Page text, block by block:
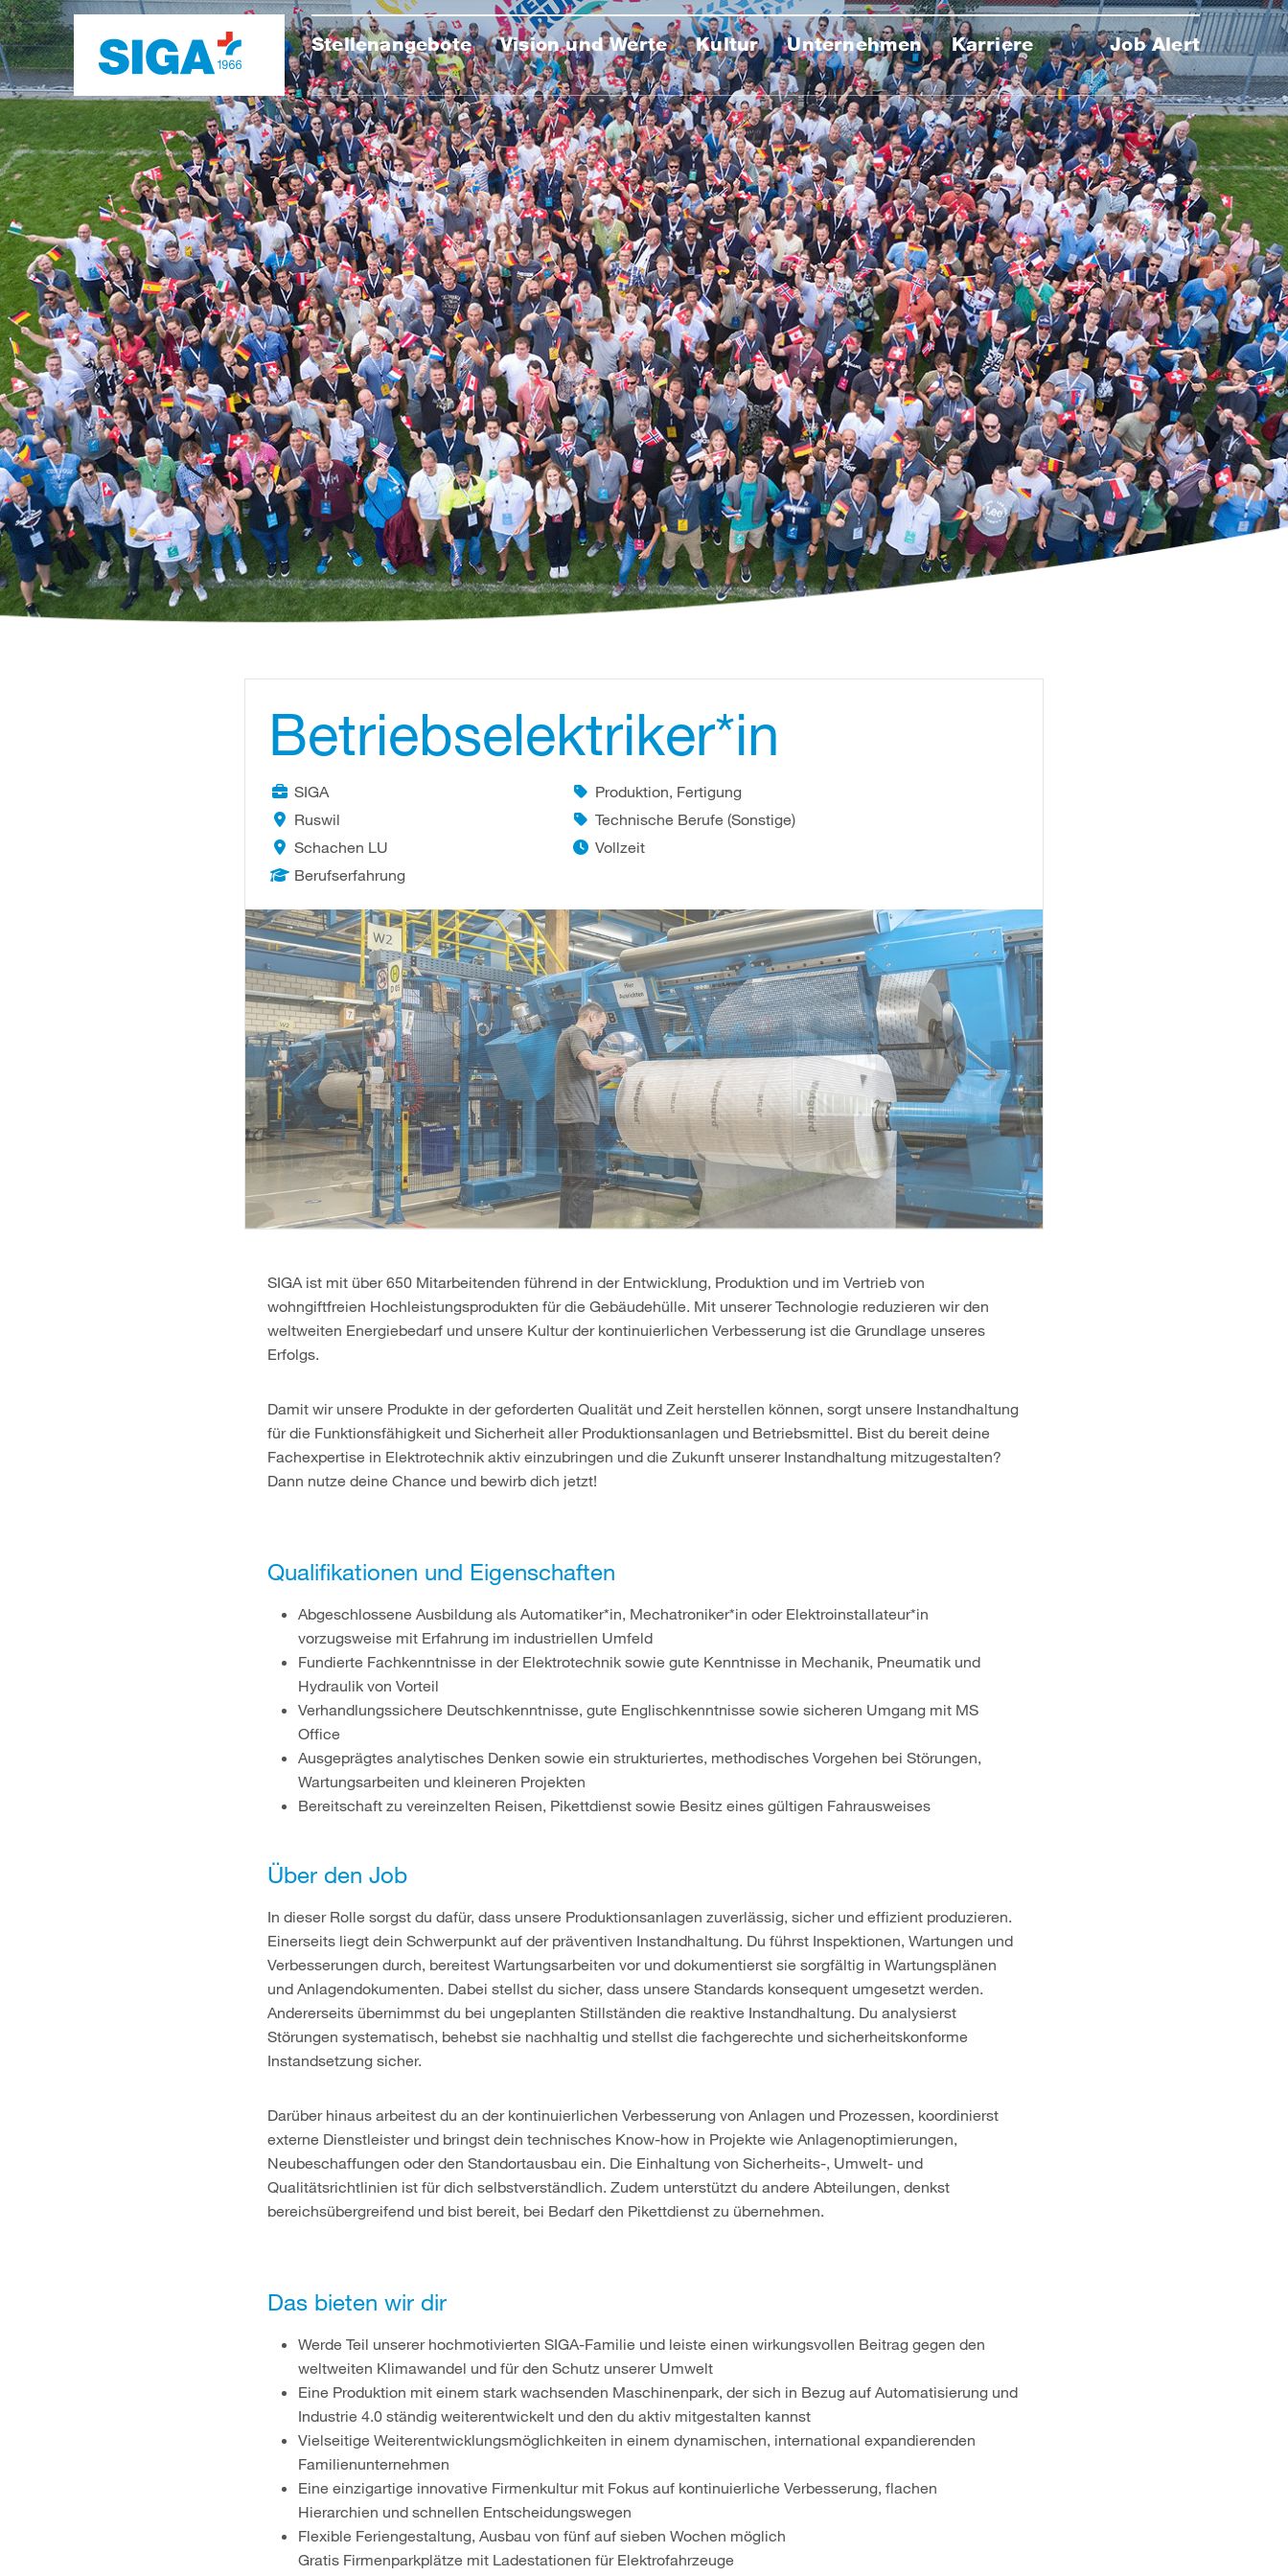
Stellenangebote Vision und Werte Kultur Unternehmen Karriere Job Alert
Betriebselektriker*in
SIGA
Ruswil
Schachen LU
Berufserfahrung
Produktion, Fertigung
Technische Berufe (Sonstige)
Vollzeit
SIGA ist mit über 650 Mitarbeitenden führend in der Entwicklung, Produktion und im Vertrieb von
wohngiftfreien Hochleistungsprodukten für die Gebäudehülle. Mit unserer Technologie reduzieren wir den
weltweiten Energiebedarf und unsere Kultur der kontinuierlichen Verbesserung ist die Grundlage unseres
Erfolgs.
Damit wir unsere Produkte in der geforderten Qualität und Zeit herstellen können, sorgt unsere Instandhaltung
für die Funktionsfähigkeit und Sicherheit aller Produktionsanlagen und Betriebsmittel. Bist du bereit deine
Fachexpertise in Elektrotechnik aktiv einzubringen und die Zukunft unserer Instandhaltung mitzugestalten?
Dann nutze deine Chance und bewirb dich jetzt!
Qualifikationen und Eigenschaften
Abgeschlossene Ausbildung als Automatiker*in, Mechatroniker*in oder Elektroinstallateur*in
vorzugsweise mit Erfahrung im industriellen Umfeld
Fundierte Fachkenntnisse in der Elektrotechnik sowie gute Kenntnisse in Mechanik, Pneumatik und
Hydraulik von Vorteil
Verhandlungssichere Deutschkenntnisse, gute Englischkenntnisse sowie sicheren Umgang mit MS
Office
Ausgeprägtes analytisches Denken sowie ein strukturiertes, methodisches Vorgehen bei Störungen,
Wartungsarbeiten und kleineren Projekten
Bereitschaft zu vereinzelten Reisen, Pikettdienst sowie Besitz eines gültigen Fahrausweises
Über den Job
In dieser Rolle sorgst du dafür, dass unsere Produktionsanlagen zuverlässig, sicher und effizient produzieren.
Einerseits liegt dein Schwerpunkt auf der präventiven Instandhaltung. Du führst Inspektionen, Wartungen und
Verbesserungen durch, bereitest Wartungsarbeiten vor und dokumentierst sie sorgfältig in Wartungsplänen
und Anlagendokumenten. Dabei stellst du sicher, dass unsere Standards konsequent umgesetzt werden.
Andererseits übernimmst du bei ungeplanten Stillständen die reaktive Instandhaltung. Du analysierst
Störungen systematisch, behebst sie nachhaltig und stellst die fachgerechte und sicherheitskonforme
Instandsetzung sicher.
Darüber hinaus arbeitest du an der kontinuierlichen Verbesserung von Anlagen und Prozessen, koordinierst
externe Dienstleister und bringst dein technisches Know-how in Projekte wie Anlagenoptimierungen,
Neubeschaffungen oder den Standortausbau ein. Die Einhaltung von Sicherheits-, Umwelt- und
Qualitätsrichtlinien ist für dich selbstverständlich. Zudem unterstützt du andere Abteilungen, denkst
bereichsübergreifend und bist bereit, bei Bedarf den Pikettdienst zu übernehmen.
Das bieten wir dir
Werde Teil unserer hochmotivierten SIGA-Familie und leiste einen wirkungsvollen Beitrag gegen den
weltweiten Klimawandel und für den Schutz unserer Umwelt
Eine Produktion mit einem stark wachsenden Maschinenpark, der sich in Bezug auf Automatisierung und
Industrie 4.0 ständig weiterentwickelt und den du aktiv mitgestalten kannst
Vielseitige Weiterentwicklungsmöglichkeiten in einem dynamischen, international expandierenden
Familienunternehmen
Eine einzigartige innovative Firmenkultur mit Fokus auf kontinuierliche Verbesserung, flachen
Hierarchien und schnellen Entscheidungswegen
Flexible Feriengestaltung, Ausbau von fünf auf sieben Wochen möglich
Gratis Firmenparkplätze mit Ladestationen für Elektrofahrzeuge